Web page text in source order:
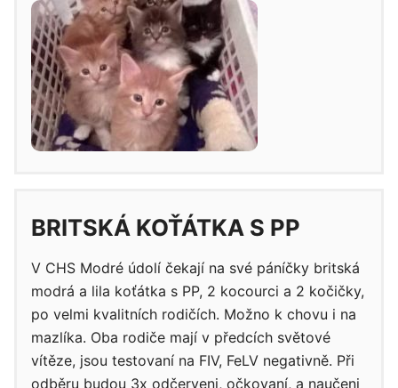
BRITSKÁ KOŤÁTKA S PP
V CHS Modré údolí čekají na své páníčky britská
modrá a lila koťátka s PP, 2 kocourci a 2 kočičky,
po velmi kvalitních rodičích. Možno k chovu i na
mazlíka. Oba rodiče mají v předcích světové
vítěze, jsou testovaní na FIV, FeLV negativně. Při
odběru budou 3x odčerveni, očkovaní, a naučeni